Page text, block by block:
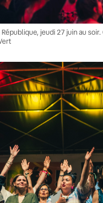
jeudi 27 juin au soir.